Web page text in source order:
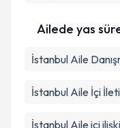
Ailede yas
İstanbul Aile
İstanbul Aile İçi
İstanbul Aile içi